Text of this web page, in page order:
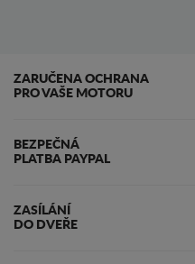
ZARUČENA OCHRANA
PRO VAŠE MOTORU
BEZPEČNÁ
PLATBA PAYPAL
ZASÍLÁNÍ
DO DVEŘE